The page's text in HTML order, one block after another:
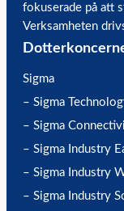
fokuserade på att
Verksamheten
Sigma
– Sigma
– Sigma
– Sigma Industry
– Sigma Industry
– Sigma Industry